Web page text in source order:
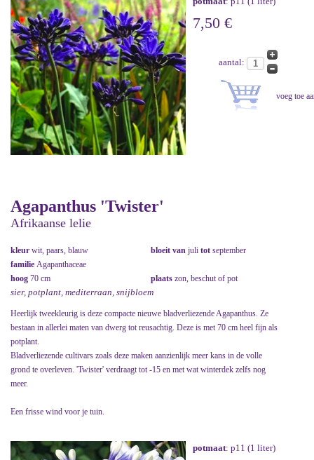
7,50 €
aantal:
Agapanthus 'Twister'
Afrikaanse lelie
kleur wit, paars, blauw bloeit van juli tot september
familie Agapanthaceae
hoog 70 cm plaats zon, beschut of pot
sier, potplant, mediterraan, snijbloem
Heerlijk tweekleurig is deze compacte nieuwe bladverliezende Agapanthus. Ze
bestaan in allerlei maten van dwerg tot reusachtig. Deze is met 70 cm heel fijn als
potplant.
Bladverliezende cultivars zoals deze maken aanzienlijk meer kans in de volle
grond te overleven. 'Twister' verdraagt tot -15 en met wat winterdek zelfs nog
meer.
Een frisse wind voor je tuin.
potmaat: p11 (1 liter)